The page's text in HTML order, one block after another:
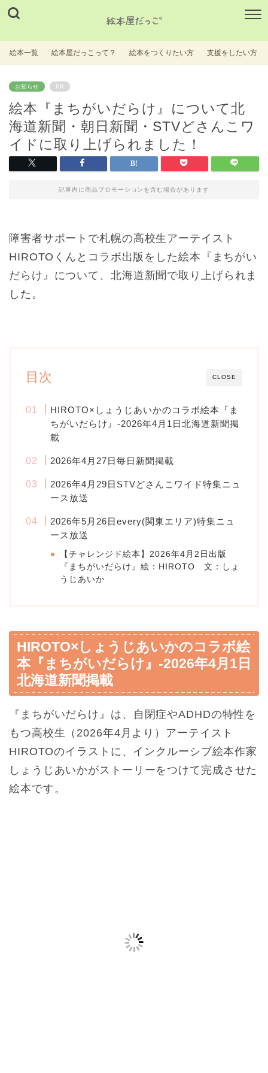
絵本一覧 絵本屋だっこって？ 絵本をつくりたい方 支援をしたい方
お知らせ PR
絵本『まちがいだらけ』について北
海道新聞・朝日新聞・STVどさんこワ
イドに取り上げられました！
記事内に商品プロモーションを含む場合があります
障害者サポートで札幌の高校生アーテイスト
HIROTOくんとコラボ出版をした絵本『まちがい
だらけ』について、北海道新聞で取り上げられま
した。
CLOSE
目次
HIROTO×しょうじあいかのコラボ絵本『ま
ちがいだらけ』‐2026年4月1日北海道新聞掲
載
2026年4月27日毎日新聞掲載
2026年4月29日STVどさんこワイド特集ニュ
ース放送
2026年5月26日every(関東エリア)特集ニュ
ース放送
【チャレンジド絵本】2026年4月2日出版
『まちがいだらけ』絵：HIROTO 文：しょ
うじあいか
HIROTO×しょうじあいかのコラボ絵
本『まちがいだらけ』‐2026年4月1日
北海道新聞掲載
『まちがいだらけ』は、自閉症やADHDの特性を
もつ高校生（2026年4月より）アーテイスト
HIROTOのイラストに、インクルーシブ絵本作家
しょうじあいかがストーリーをつけて完成させた
絵本です。